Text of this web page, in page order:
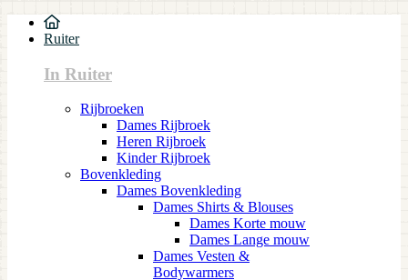
Ruiter
In Ruiter
Rijbroeken
Dames Rijbroek
Heren Rijbroek
Kinder Rijbroek
Bovenkleding
Dames Bovenkleding
Dames Shirts & Blouses
Dames Korte mouw
Dames Lange mouw
Dames Vesten &
Bodywarmers